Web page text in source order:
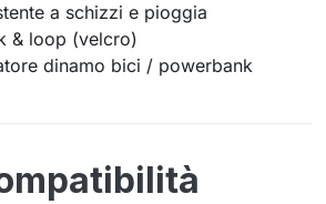
a schizzi e pioggia
& loop (velcro)
dinamo bici / powerbank